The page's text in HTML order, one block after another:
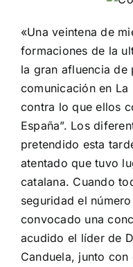
«Una veintena de
formaciones de la
la gran afluencia de
comunicación en La
contra lo que ellos
España”. Los
pretendido esta
atentado que tuvo
catalana. Cuando
seguridad el
convocado una
acudido el líder de
Canduela, junto